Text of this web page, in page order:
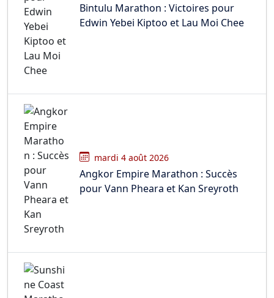
Bintulu Marathon : Victoires pour
Edwin Yebei Kiptoo et Lau Moi Chee
mardi 4 août 2026
Angkor Empire Marathon : Succès
pour Vann Pheara et Kan Sreyroth